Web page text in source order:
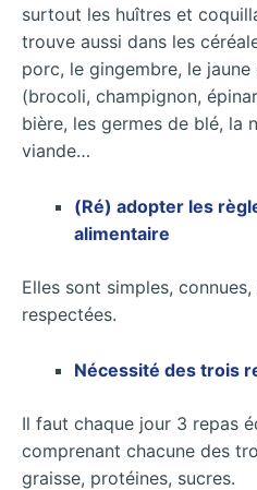
surtout les huîtres et
trouve aussi dans les
porc, le gingembre, le
(brocoli, champignon,
bière, les germes de blé, la
viande…
(Ré) adopter les
alimentaire
Elles sont simples,
respectées.
Nécessité des trois
Il faut chaque jour 3 repas
comprenant chacune des
graisse, protéines, sucres.